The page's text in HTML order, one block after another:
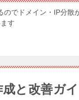
でドメイン・IP分散
す
と改善ガ